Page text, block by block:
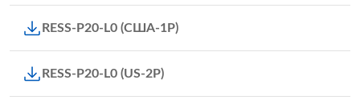
RESS-P20-L0 (США-1P)
RESS-P20-L0 (US-2P)